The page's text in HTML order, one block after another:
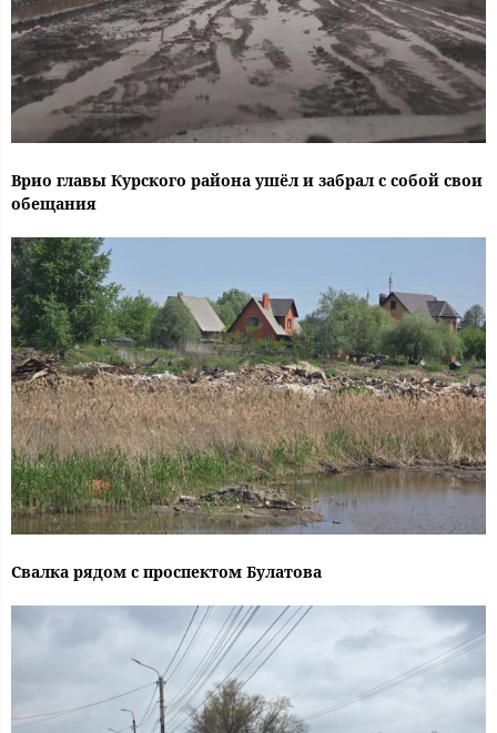
Врио главы Курского района ушёл и забрал с собой свои
обещания
Свалка рядом с проспектом Булатова